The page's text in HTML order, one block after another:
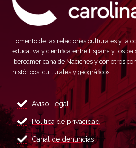
Fomento de las relaciones culturales y la
educativa y científica entre España y los
Iberoamericana de Naciones y con otros
históricos, culturales y geográficos.
Aviso Legal
Política de privacidad
Canal de denuncias